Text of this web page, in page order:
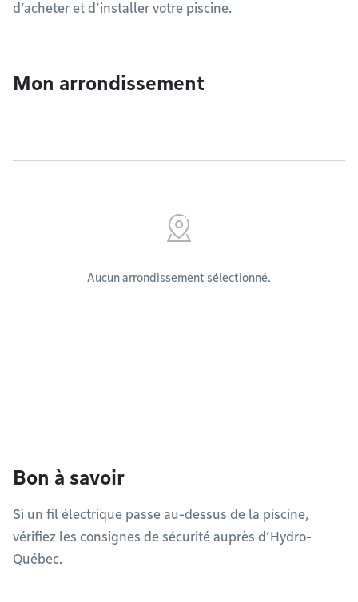
d’acheter et d’installer votre piscine.
Mon arrondissement
Aucun arrondissement sélectionné.
Bon à savoir
Si un fil électrique passe au-dessus de la piscine,
vérifiez les consignes de sécurité auprès d’Hydro-
Québec.